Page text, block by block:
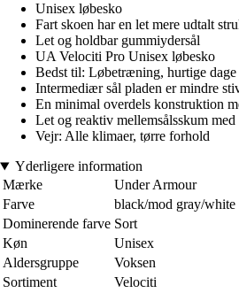
Unisex løbesko
Fart skoen har en let mere udtalt
Let og holdbar gummiydersål
UA Velociti Pro Unisex løbesko
Bedst til: Løbetræning, hurtige dage
Intermediær sål pladen er mindre
En minimal overdels konstruktion
Let og reaktiv mellemsålsskum
Vejr: Alle klimaer, tørre forhold
Yderligere information
Mærke
Under Armour
Farve
black/mod gray/white
Dominerende farve Sort
Køn
Unisex
Aldersgruppe
Voksen
Sortiment
Velociti